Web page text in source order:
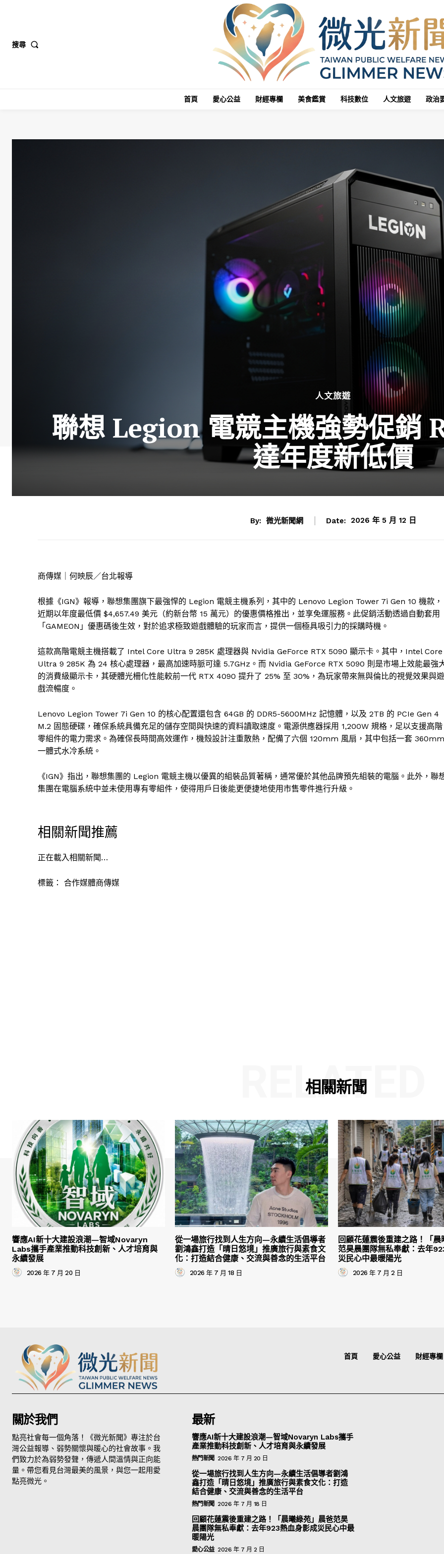
搜尋
首頁 愛心公益 財經專欄 美食鑑賞 科技數位 人文旅遊 政治
人文旅遊
聯想 Legion 電競主機強勢促銷
達年度新低價
By: 微光新聞網 Date: 2026 年 5 月 12 日
商傳媒｜何映辰／台北報導
根據《IGN》報導，聯想集團旗下最強悍的 Legion 電競主機系列，其中的 Lenovo Legion Tower 7i Gen 10 機款，
近期以年度最低價 $4,657.49 美元（約新台幣 15 萬元）的優惠價格推出，並享免運服務。此促銷活動透過自動套用
「GAMEON」優惠碼後生效，對於追求極致遊戲體驗的玩家而言，提供一個極具吸引力的採購時機。
這款高階電競主機搭載了 Intel Core Ultra 9 285K 處理器與 Nvidia GeForce RTX 5090 顯示卡。其中，Intel Core
Ultra 9 285K 為 24 核心處理器，最高加速時脈可達 5.7GHz。而 Nvidia GeForce RTX 5090 則是市場上效能最強
的消費級顯示卡，其硬體光柵化性能較前一代 RTX 4090 提升了 25% 至 30%，為玩家帶來無與倫比的視覺效果與遊
戲流暢度。
Lenovo Legion Tower 7i Gen 10 的核心配置還包含 64GB 的 DDR5-5600MHz 記憶體，以及 2TB 的 PCIe Gen 4
M.2 固態硬碟，確保系統具備充足的儲存空間與快速的資料讀取速度。電源供應器採用 1,200W 規格，足以支援高階
零組件的電力需求。為確保長時間高效運作，機殼設計注重散熱，配備了六個 120mm 風扇，其中包括一套 360mm
一體式水冷系統。
《IGN》指出，聯想集團的 Legion 電競主機以優異的組裝品質著稱，通常優於其他品牌預先組裝的電腦。此外，聯
集團在電腦系統中並未使用專有零組件，使得用戶日後能更便捷地使用市售零件進行升級。
相關新聞推薦
正在載入相關新聞…
標籤： 合作媒體商傳媒
相關新聞
RELATED
響應AI新十大建設浪潮—智域Novaryn
Labs攜手產業推動科技創新、人才培育與
永續發展
2026 年 7 月 20 日
從一場旅行找到人生方向—永續生活倡導者
劉鴻鑫打造「晴日悠境」推廣旅行與素食文
化：打造結合健康、交流與善念的生活平台
2026 年 7 月 18 日
回顧花蓮震後重建之路！「
范昊晨團隊無私奉獻：去年
災民心中最暖陽光
2026 年 7 月 2 日
首頁 愛心公益 財經專欄
關於我們
點亮社會每一個角落！《微光新聞》專注於台
灣公益報導、弱勢關懷與暖心的社會故事。我
們致力於為弱勢發聲，傳遞人間溫情與正向能
量。帶您看見台灣最美的風景，與您一起用愛
點亮微光。
最新
響應AI新十大建設浪潮—智域Novaryn Labs攜手
產業推動科技創新、人才培育與永續發展
熱門新聞 2026 年 7 月 20 日
從一場旅行找到人生方向—永續生活倡導者劉鴻
鑫打造「晴日悠境」推廣旅行與素食文化：打造
結合健康、交流與善念的生活平台
熱門新聞 2026 年 7 月 18 日
回顧花蓮震後重建之路！「晨曦綠苑」晨爸范昊
晨團隊無私奉獻：去年923熱血身影成災民心中最
暖陽光
愛心公益 2026 年 7 月 2 日